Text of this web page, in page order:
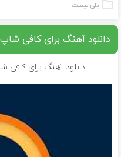
پلی لیست
دانلود آهنگ برای کافی
دانلود آهنگ برای